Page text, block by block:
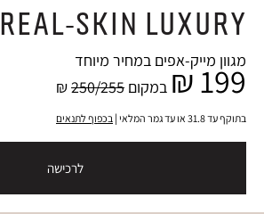
REAL-SKIN LUXURY
מגוון מייק-אפים במחיר מיוחד
199 ₪ במקום 250/255
₪
בתוקף עד 31.8 או עד גמר המלאי | בכפוף לתנאים
לרכישה